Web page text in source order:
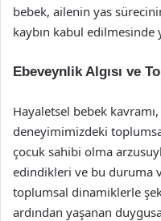
bebek, ailenin yas
kaybın kabul edilmesinde
Ebeveynlik Algısı ve
Hayaletsel bebek
deneyimimizdeki
çocuk sahibi olma
edindikleri ve bu duruma
toplumsal dinamiklerle
ardından yaşanan